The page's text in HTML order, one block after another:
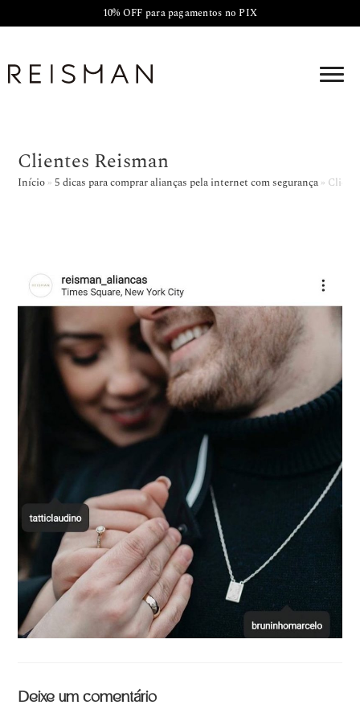
10% OFF para pagamentos no PIX
Clientes Reisman
Início »5 dicas para comprar alianças pela internet com segurança »
Deixe um comentário